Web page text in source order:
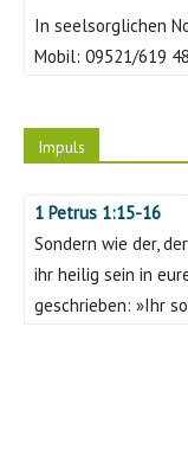
In seelsorglichen
Mobil: 09521/619
Impuls
1 Petrus 1:15-16
Sondern wie der,
ihr heilig sein in
geschrieben: »Ihr